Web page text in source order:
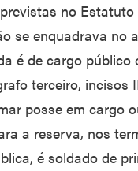
no
se enquadrava no
é de cargo público
terceiro, incisos
posse em cargo
a reserva, nos
é soldado de